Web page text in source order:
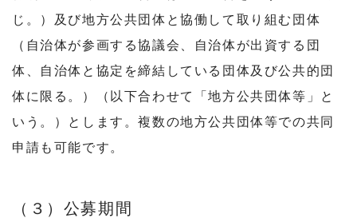
じ。）及び地方公共団体と協働して取り組む団体
（自治体が参画する協議会、自治体が出資する団
体、自治体と協定を締結している団体及び公共的団
体に限る。）（以下合わせて「地方公共団体等」と
いう。）とします。複数の地方公共団体等での共同
申請も可能です。
（３）公募期間